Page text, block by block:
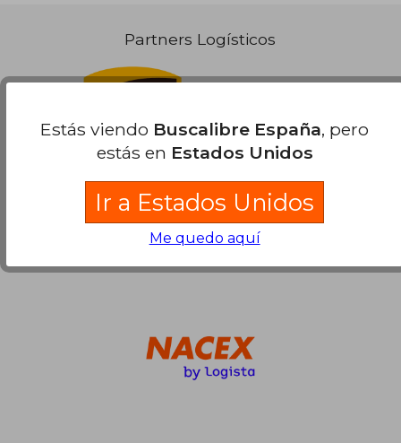
85,50 €
Partners Logísticos
Estás viendo Buscalibre España, pero
estás en Estados Unidos
Ir a Estados Unidos
Me quedo aquí